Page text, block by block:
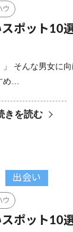
ウ
ポット10
」 そんな男女に
め…
きを読む
出会い
ウ
ポット10